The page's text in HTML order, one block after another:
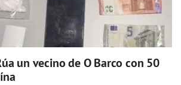
un vecino de O Barco con 50